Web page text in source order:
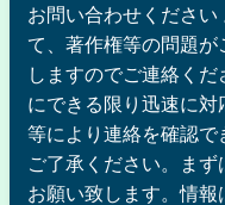
お問い合わせください
て、著作権等の問題が
しますのでご連絡く
にできる限り迅速に
等により連絡を確認で
ご了承ください。ま
お願い致します。情